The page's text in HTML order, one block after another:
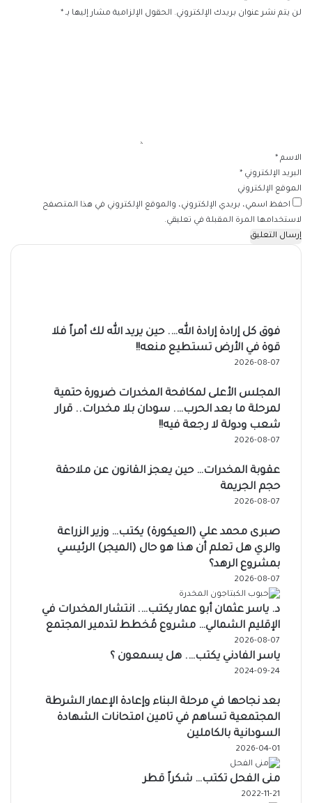
لن يتم نشر عنوان بريدك الإلكتروني. الحقول الإلزامية مشار إليها بـ *
الاسم *
البريد الإلكتروني *
الموقع الإلكتروني
احفظ اسمي، بريدي الإلكتروني، والموقع الإلكتروني في هذا المتصفح
لاستخدامها المرة المقبلة في تعليقي.
فوق كل إرادة إرادة الله…. حين يريد الله لك أمراً فلا
قوة في الأرض تستطيع منعه!!
2026-08-07
المجلس الأعلى لمكافحة المخدرات ضرورة حتمية
لمرحلة ما بعد الحرب…. سودان بلا مخدرات.. قرار
شعب ودولة لا رجعة فيه!!
2026-08-07
عقوبة المخدرات… حين يعجز القانون عن ملاحقة
حجم الجريمة
2026-08-07
صبرى محمد علي (العيكورة) يكتب… وزير الزراعة
والري هل تعلم أن هذا هو حال (الميجر) الرئيسي
بمشروع الرهد؟
2026-08-07
د. ياسر عثمان أبو عمار يكتب…. انتشار المخدرات في
الإقليم الشمالي… مشروع مُخطط لتدمير المجتمع
2026-08-07
ياسر الفادني يكتب…. هل يسمعون ؟
2024-09-24
بعد نجاحها في مرحلة البناء وإعادة الإعمار الشرطة
المجتمعية تساهم في تامين امتحانات الشهادة
السودانية بالكاملين
2026-04-01
منى الفحل تكتب… شكراً قطر
2022-11-21